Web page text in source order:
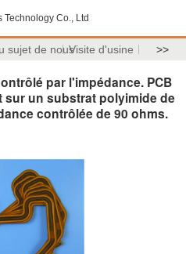
Co., Ltd
sujet de nousVisite d'usine >>
par l'impédance. PCB
un substrat polyimide de
contrôlée de 90 ohms.